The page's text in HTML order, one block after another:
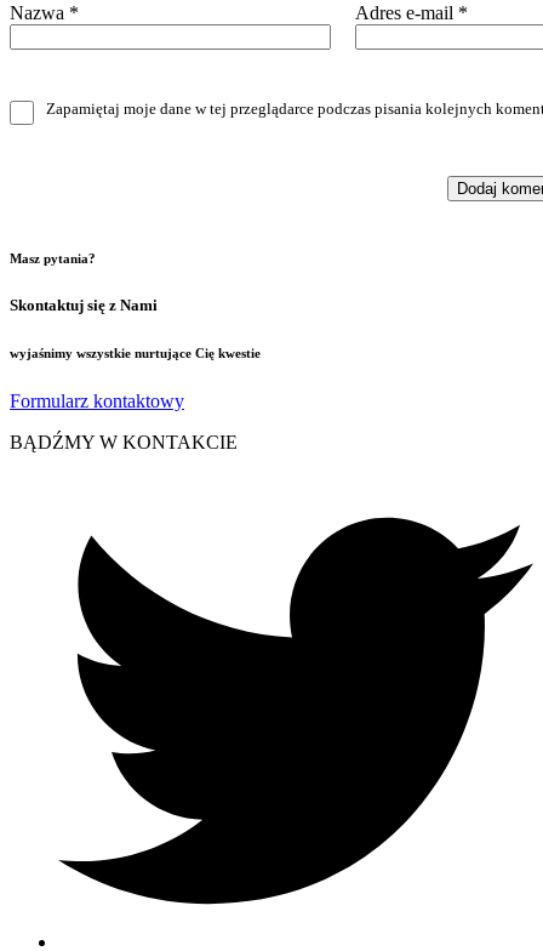
Nazwa * Adres e-mail *
Zapamiętaj moje dane w tej przeglądarce podczas pisania kolejnych
Masz pytania?
Skontaktuj się z Nami
wyjaśnimy wszystkie nurtujące Cię kwestie
Formularz kontaktowy
BĄDŹMY W KONTAKCIE